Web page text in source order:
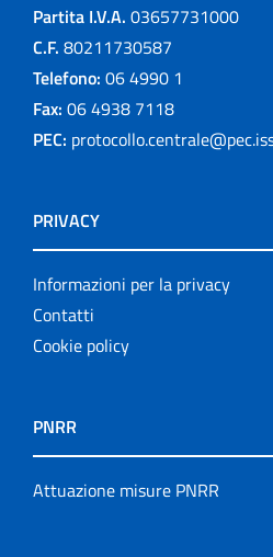
Partita I.V.A. 03657731000
C.F. 80211730587
Telefono: 06 4990 1
Fax: 06 4938 7118
PEC:
PRIVACY
Informazioni per la privacy
Contatti
Cookie policy
PNRR
Attuazione misure PNRR